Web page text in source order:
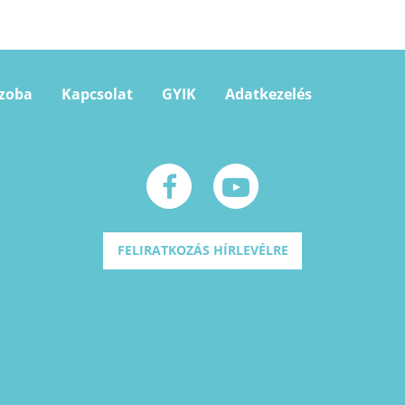
Kapcsolat GYIK Adatkezelés
FELIRATKOZÁS HÍRLEVÉLRE